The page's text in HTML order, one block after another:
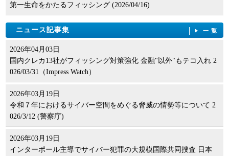
第一生命をかたるフィッシング (2026/04/16)
ニュース記事集 一覧
2026年04月03日
国内クレカ13社がフィッシング対策強化 金融"以外"もテコ入れ 2
026/03/31（Impress Watch）
2026年03月19日
令和７年におけるサイバー空間をめぐる脅威の情勢等について 2
026/3/12 (警察庁)
2026年03月19日
インターポール主導でサイバー犯罪の大規模国際共同捜査 日本